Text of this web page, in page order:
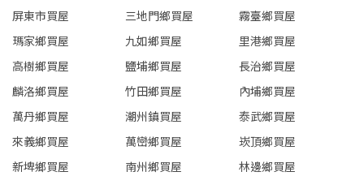
屏東市買屋 三地門鄉買屋
霧臺鄉買屋
瑪家鄉買屋
九如鄉買屋
里港鄉買屋
高樹鄉買屋
鹽埔鄉買屋
長治鄉買屋
麟洛鄉買屋
竹田鄉買屋
內埔鄉買屋
萬丹鄉買屋
潮州鎮買屋
泰武鄉買屋
來義鄉買屋
萬巒鄉買屋
崁頂鄉買屋
新埤鄉買屋
南州鄉買屋
林邊鄉買屋